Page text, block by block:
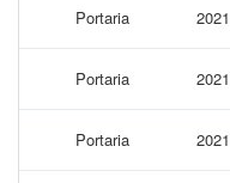
Portaria 2021
Portaria 2021
Portaria 2021